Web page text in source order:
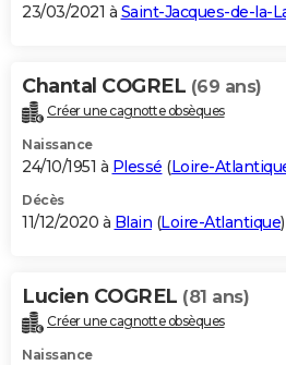
23/03/2021 à Saint-Jacques-de-la-
Chantal COGREL (69 ans)
Créer une cagnotte obsèques
Naissance
24/10/1951 à Plessé (Loire-
Décès
11/12/2020 à Blain (Loire-Atlantique)
Lucien COGREL (81 ans)
Créer une cagnotte obsèques
Naissance